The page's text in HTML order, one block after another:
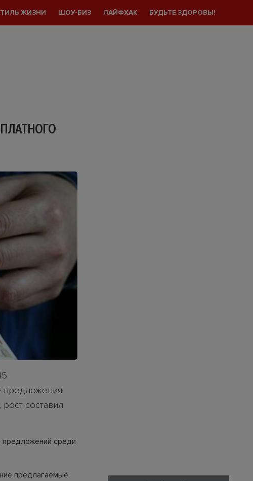
ЖИЗНИ ШОУ-БИЗ ЛАЙФХАК БУДЬТЕ ЗДОРОВЫ!
предложения
составил
предложений среди
предлагаемые